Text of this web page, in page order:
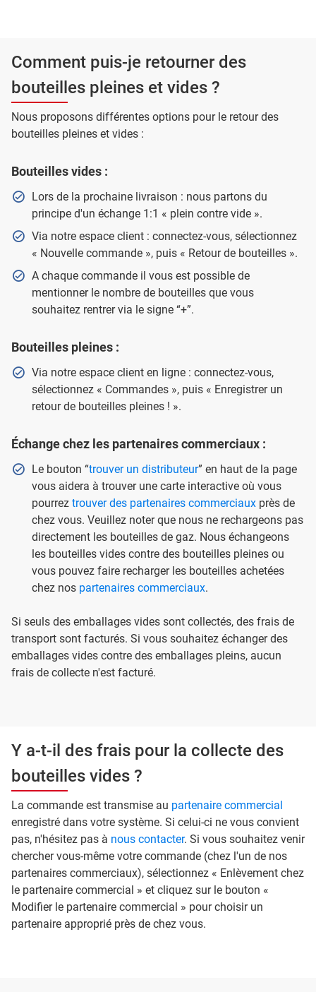
Comment puis-je retourner des
bouteilles pleines et vides ?
Nous proposons différentes options pour le retour des
bouteilles pleines et vides :
Bouteilles vides :
Lors de la prochaine livraison : nous partons du
principe d'un échange 1:1 « plein contre vide ».
Via notre espace client : connectez-vous, sélectionnez
« Nouvelle commande », puis « Retour de bouteilles ».
A chaque commande il vous est possible de
mentionner le nombre de bouteilles que vous
souhaitez rentrer via le signe “+”.
Bouteilles pleines :
Via notre espace client en ligne : connectez-vous,
sélectionnez « Commandes », puis « Enregistrer un
retour de bouteilles pleines ! ».
Échange chez les partenaires commerciaux :
Le bouton “trouver un distributeur” en haut de la page
vous aidera à trouver une carte interactive où vous
pourrez trouver des partenaires commerciauxprès de
chez vous. Veuillez noter que nous ne rechargeons pas
directement les bouteilles de gaz. Nous échangeons
les bouteilles vides contre des bouteilles pleines ou
vous pouvez faire recharger les bouteilles achetées
chez nos partenaires commerciaux.
Si seuls des emballages vides sont collectés, des frais de
transport sont facturés. Si vous souhaitez échanger des
emballages vides contre des emballages pleins, aucun
frais de collecte n'est facturé.
Y a-t-il des frais pour la collecte des
bouteilles vides ?
La commande est transmise au partenaire commercial
enregistré dans votre système. Si celui-ci ne vous convient
pas, n'hésitez pas à nous contacter. Si vous souhaitez venir
chercher vous-même votre commande (chez l'un de nos
partenaires commerciaux), sélectionnez « Enlèvement chez
le partenaire commercial » et cliquez sur le bouton «
Modifier le partenaire commercial » pour choisir un
partenaire approprié près de chez vous.